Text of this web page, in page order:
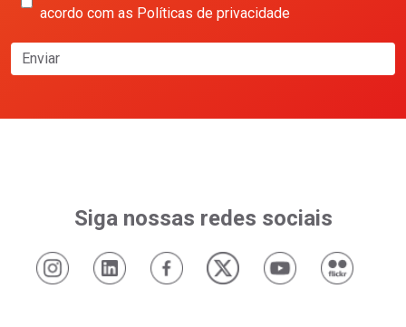
acordo com as Políticas de privacidade
Enviar
Siga nossas redes sociais